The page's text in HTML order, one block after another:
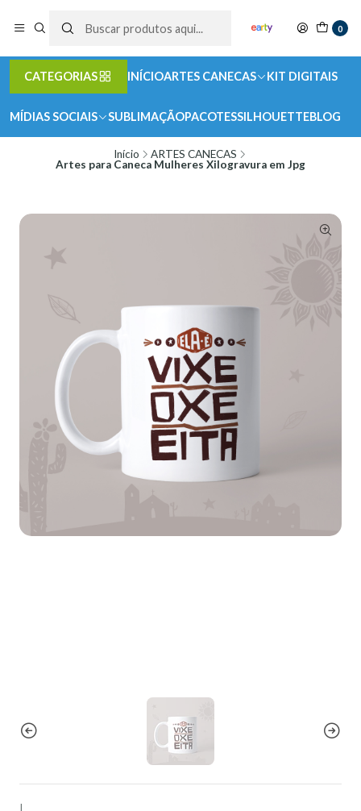
0
CATEGORIAS INÍCIOARTES CANECAS KIT DIGITAIS
MÍDIAS SOCIAIS SUBLIMAÇÃOPACOTESSILHOUETTEBLOG
Início
ARTES CANECAS
Artes para Caneca Mulheres Xilogravura em Jpg